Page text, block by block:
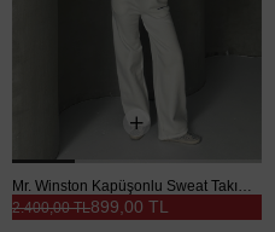
Mr. Winston Kapüşonlu Sweat Takım Beyaz - Beyaz
899,00 TL
2.400,00 TL